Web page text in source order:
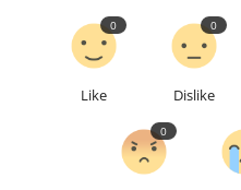
Like
0
Dislike
0
0